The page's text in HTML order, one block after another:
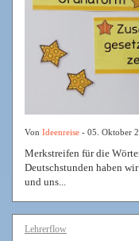
Von Ideenreise - 05. Oktober
Merkstreifen für die
Deutschstunden haben
und uns...
Lehrerflow